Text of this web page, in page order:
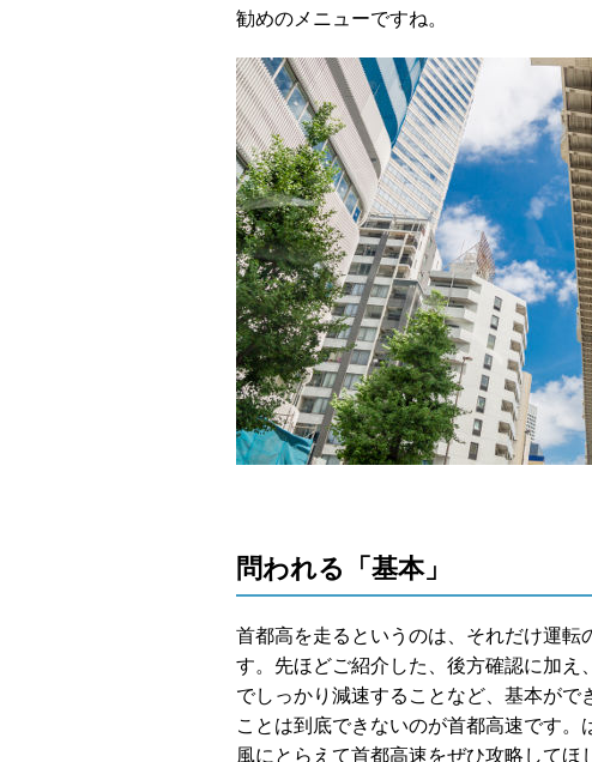
勧めのメニューですね。
問われる「基本」
首都高を走るというのは、それだけ運転
す。先ほどご紹介した、後方確認に加え
でしっかり減速することなど、基本が
ことは到底できないのが首都高速です
風にとらえて首都高速をぜひ攻略してほ